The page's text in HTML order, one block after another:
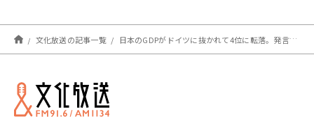
文化放送の記事一覧 日本のGDPがドイツに抜かれて4位に転落。発言力は一段と低下へ